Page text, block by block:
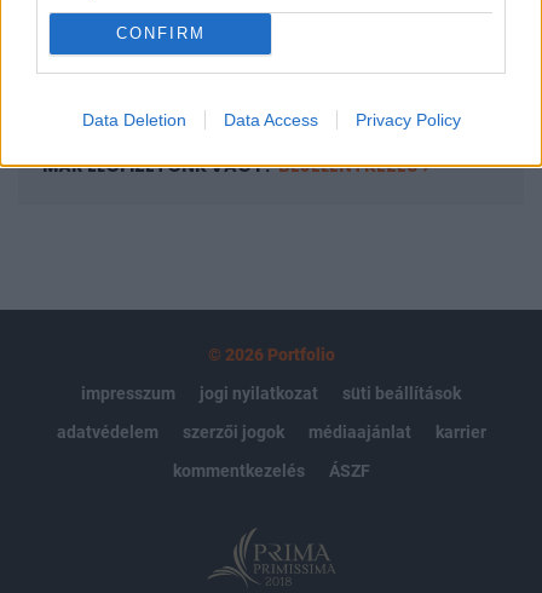
CONFIRM
Data Deletion Data Access Privacy Policy
kötéslistái
Előfizetés
MÁR ELŐFIZETŐNK VAGY?BEJELENTKEZÉS
© 2026 Portfolio
impresszum
jogi nyilatkozat
süti beállítások
adatvédelem
szerzői jogok médiaajánlat
karrier
kommentkezelés
ÁSZF